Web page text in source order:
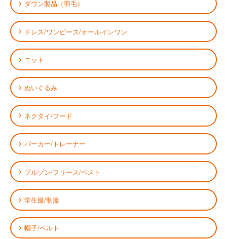
ダウン製品（羽毛）
ドレス/ワンピース/オールインワン
ニット
ぬいぐるみ
ネクタイ/フード
パーカー/トレーナー
ブルゾン/フリース/ベスト
学生服/制服
帽子/ベルト